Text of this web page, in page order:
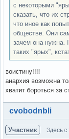
с некоторыми
сказать, что их
что иное как
обществе. Они
зачем она нужна.
таких "ярых",
воистину!!!!
анархия возможна
хватит бороться за
Вне форума
cvobodnbli
Участник Здесь